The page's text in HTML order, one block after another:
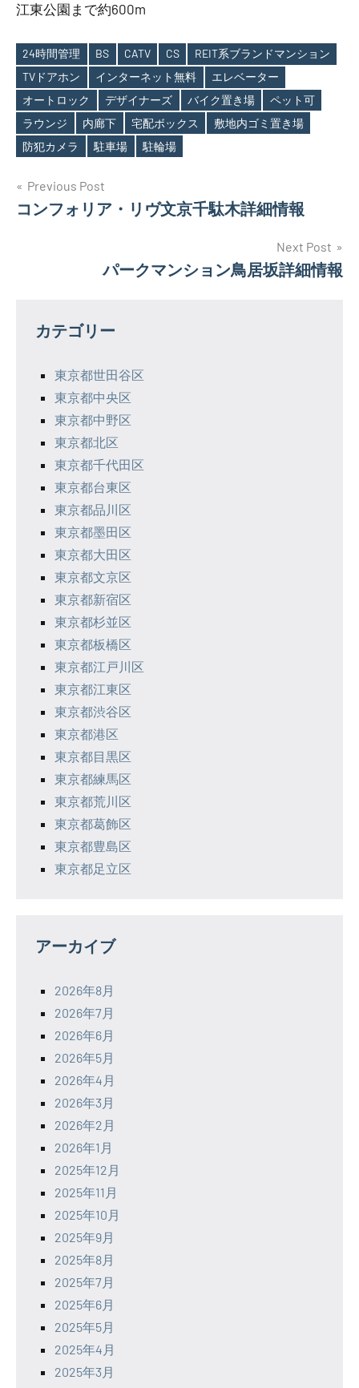
江東公園まで約600m
Tags
24時間管理 BS CATV CS
REIT系ブランドマンション
TVドアホン
インターネット無料
エレベーター
オートロック
デザイナーズ バイク置き場
ペット可
ラウンジ
内廊下 宅配ボックス
敷地内ゴミ置き場
防犯カメラ
駐車場 駐輪場
投
稿
ー
Previous Post
コンフォリア・リヴ文京千駄木詳細情報
Next Post
パークマンション鳥居坂詳細情報
カテゴリー
東京都世田谷区
東京都中央区
東京都中野区
東京都北区
東京都千代田区
東京都台東区
東京都品川区
東京都墨田区
東京都大田区
東京都文京区
東京都新宿区
東京都杉並区
東京都板橋区
東京都江戸川区
東京都江東区
東京都渋谷区
東京都港区
東京都目黒区
東京都練馬区
東京都荒川区
東京都葛飾区
東京都豊島区
東京都足立区
アーカイブ
2026年8月
2026年7月
2026年6月
2026年5月
2026年4月
2026年3月
2026年2月
2026年1月
2025年12月
2025年11月
2025年10月
2025年9月
2025年8月
2025年7月
2025年6月
2025年5月
2025年4月
2025年3月